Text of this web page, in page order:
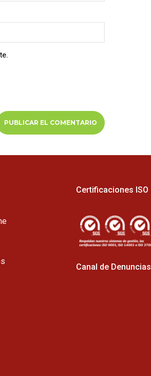
Certificaciones ISO
Canal de Denuncias